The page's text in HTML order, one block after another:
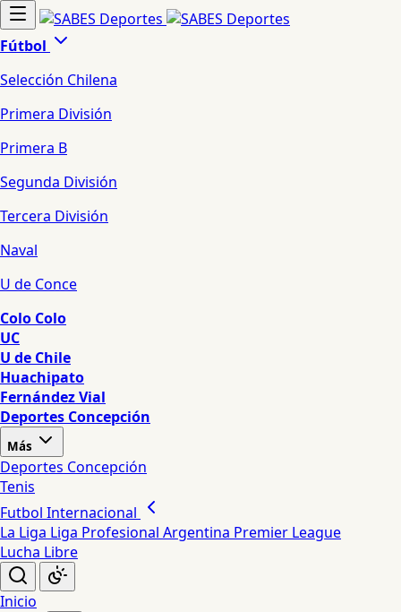
Fútbol
Selección Chilena
Primera División
Primera B
Segunda División
Tercera División
Naval
U de Conce
Colo Colo
UC
U de Chile
Huachipato
Fernández Vial
Deportes Concepción
Más
Deportes Concepción
Tenis
Futbol Internacional
La Liga Liga Profesional Argentina Premier League
Lucha Libre
Inicio